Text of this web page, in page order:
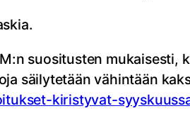
suositusten mukaisesti,
säilytetään vähintään
kiristyvat-